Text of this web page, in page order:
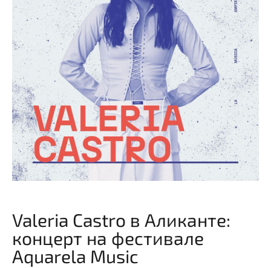
Valeria Castro в Аликанте:
концерт на фестивале
Aquarela Music